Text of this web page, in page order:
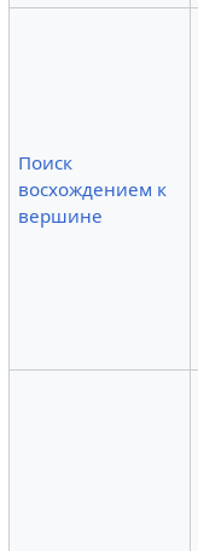
Поиск
восхождением к
вершине